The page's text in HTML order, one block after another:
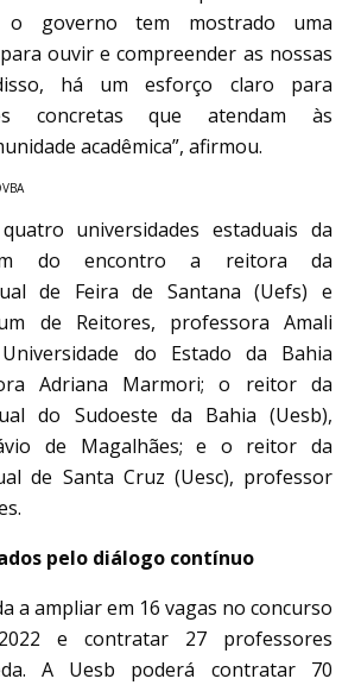
governo tem mostrado uma
ouvir e compreender as nossas
há um esforço claro para
concretas que atendam às
acadêmica”, afirmou.
universidades estaduais da
do encontro a reitora da
de Feira de Santana (Uefs) e
de Reitores, professora Amali
do Estado da Bahia
Adriana Marmori; o reitor da
do Sudoeste da Bahia (Uesb),
de Magalhães; e o reitor da
de Santa Cruz (Uesc), professor
pelo diálogo contínuo
a ampliar em 16 vagas no concurso
e contratar 27 professores
A Uesb poderá contratar 70